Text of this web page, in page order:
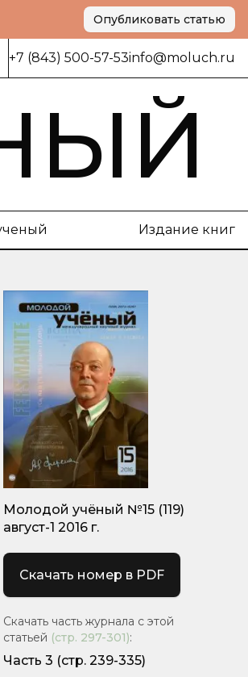
Опубликовать статью
+7 (843) 500-57-53info@moluch.ru
Издание книг
Молодой учёный №15 (119)
август-1 2016 г.
Скачать номер в PDF
Скачать часть журнала с этой
статьей (стр. 297-301):
Часть 3 (стр. 239-335)